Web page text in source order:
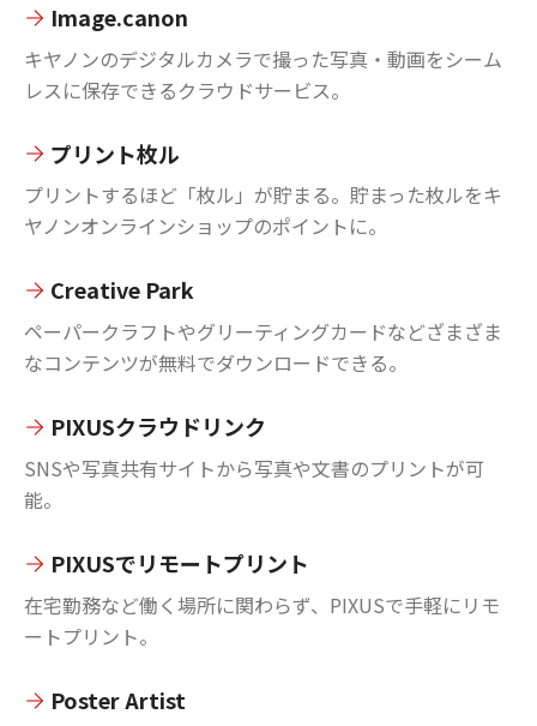
Image.canon
キヤノンのデジタルカメラで撮った写真・動画をシーム
レスに保存できるクラウドサービス。
プリント枚ル
プリントするほど「枚ル」が貯まる。貯まった枚ルをキ
ヤノンオンラインショップのポイントに。
Creative Park
ペーパークラフトやグリーティングカードなどざまざま
なコンテンツが無料でダウンロードできる。
PIXUSクラウドリンク
SNSや写真共有サイトから写真や文書のプリントが可
能。
PIXUSでリモートプリント
在宅勤務など働く場所に関わらず、PIXUSで手軽にリモ
ートプリント。
Poster Artist